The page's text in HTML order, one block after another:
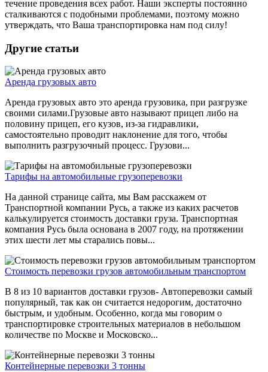
течение проведения всех работ. Наши эксперты постоянно
сталкиваются с подобными проблемами, поэтому можно
утверждать, что Ваша транспортировка нам под силу!
Другие статьи
Аренда грузовых авто
Аренда грузовых авто это аренда грузовика, при разгрузке
своими силами.Грузовые авто называют прицеп либо на
половину прицеп, его кузов, из-за гидравлики,
самостоятельно проводит наклонение для того, чтобы
выполнить разгрузочный процесс. Грузови...
Тарифы на автомобильные грузоперевозки
На данной странице сайта, мы Вам расскажем от
Транспортной компании Русь, а также из каких расчетов
калькулируется стоимость доставки груза. Транспортная
компания Русь была основана в 2007 году, на протяжении
этих шести лет мы старались повы...
Стоимость перевозки грузов автомобильным транспортом
В 8 из 10 вариантов доставки грузов- Автоперевозки самый
популярный, так как он считается недорогим, достаточно
быстрым, и удобным. Особенно, когда мы говорим о
транспортировке строительных материалов в небольшом
количестве по Москве и Московско...
Контейнерные перевозки 3 тонны